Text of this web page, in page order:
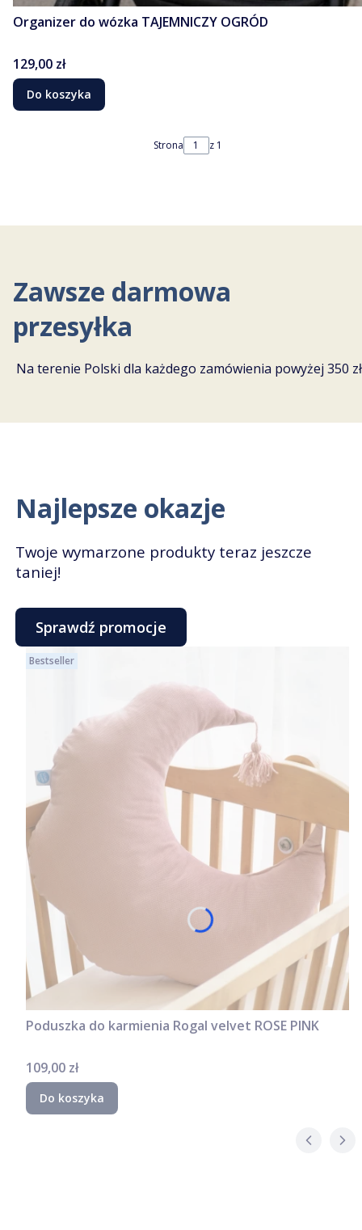
Organizer do wózka TAJEMNICZY OGRÓD
Cena
129,00 zł
Do koszyka
Strona z 1
Zawsze darmowa
przesyłka
Na terenie Polski dla każdego zamówienia powyżej 350 zł
Najlepsze okazje
Twoje wymarzone produkty teraz jeszcze
taniej!
Sprawdź promocje
Bestseller
Poduszka do karmienia Rogal velvet ROSE PINK
Cena
109,00 zł
Do koszyka